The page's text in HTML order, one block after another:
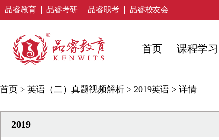
品睿教育 品睿考研 品睿职考 品睿校友会
首页 课程学习
首页 > 英语（二）真题视频解析 > 2019英语 > 详情
2019